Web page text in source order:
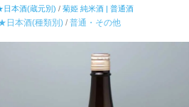
本酒(蔵元別) / 菊姫 純米酒 | 普通酒
日本酒(種類別) / 普通・その他